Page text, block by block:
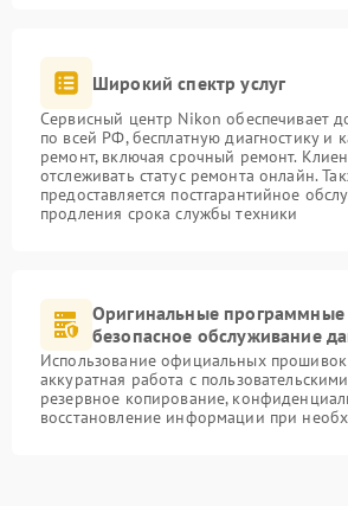
Широкий спектр услуг
Сервисный центр Nikon обеспечивает
по всей РФ, бесплатную диагностику и
ремонт, включая срочный ремонт.
отслеживать статус ремонта онлайн.
предоставляется постгарантийное
продления срока службы техники
Оригинальные
безопасное обслуживание
Использование официальных
аккуратная работа с
резервное копирование,
восстановление информации при